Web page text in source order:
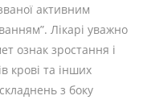
активним
Лікарі уважно
ознак зростання і
крові та інших
з боку